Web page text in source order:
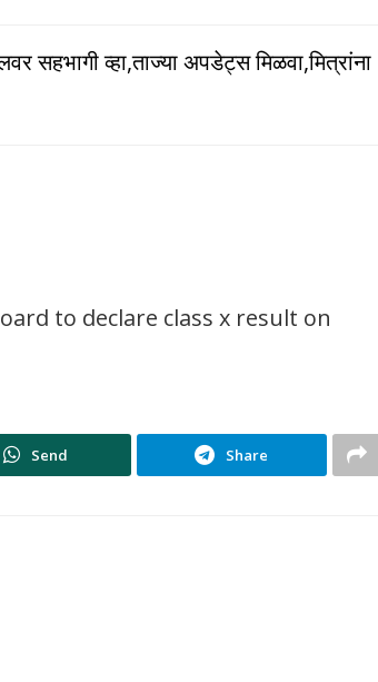
सहभागी व्हा,ताज्या अपडेट्स मिळवा,मित्रांना
to declare class x result on
Send Share